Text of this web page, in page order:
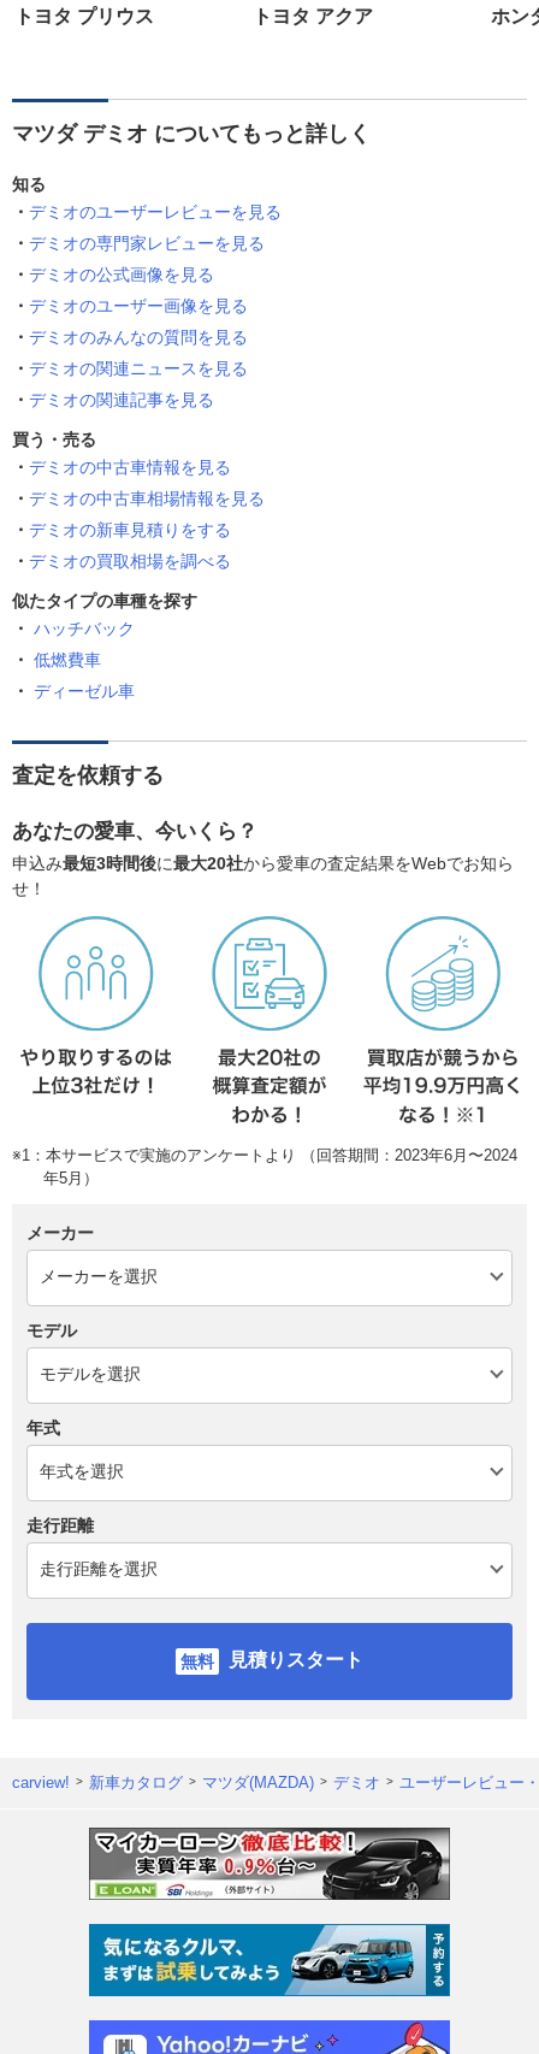
トヨタ プリウス トヨタ アクア ホン
マツダ デミオ についてもっと詳しく
知る
デミオのユーザーレビューを見る
デミオの専門家レビューを見る
デミオの公式画像を見る
デミオのユーザー画像を見る
デミオのみんなの質問を見る
デミオの関連ニュースを見る
デミオの関連記事を見る
買う・売る
デミオの中古車情報を見る
デミオの中古車相場情報を見る
デミオの新車見積りをする
デミオの買取相場を調べる
似たタイプの車種を探す
ハッチバック
低燃費車
ディーゼル車
査定を依頼する
あなたの愛車、今いくら？
申込み最短3時間後に最大20社から愛車の査定結果をWebでお知ら
せ！
※1：本サービスで実施のアンケートより （回答期間：2023年6月〜2024
年5月）
メーカー
モデル
年式
走行距離
見積りスタート
carview! 新車カタログ マツダ(MAZDA) デミオ ユーザーレビュー